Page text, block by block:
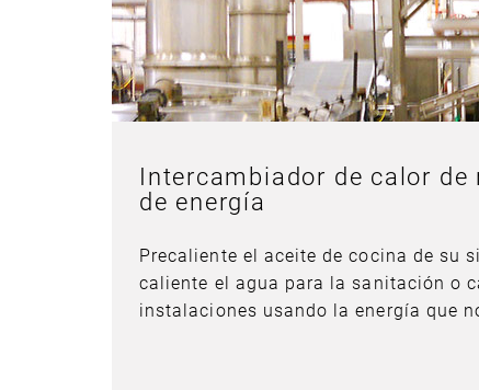
Intercambiador de calor de
de energía
Precaliente el aceite de cocina de su
caliente el agua para la sanitación o
instalaciones usando la energía que